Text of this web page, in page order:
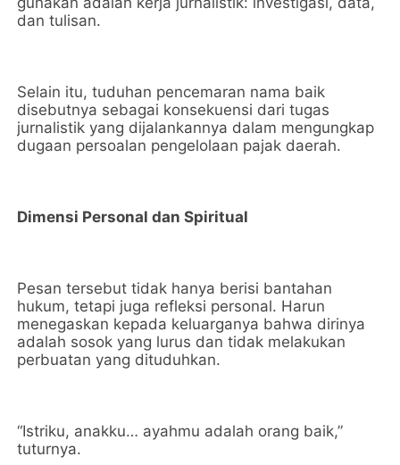
dan tulisan.
Selain itu, tuduhan pencemaran nama baik
disebutnya sebagai konsekuensi dari tugas
jurnalistik yang dijalankannya dalam mengungkap
dugaan persoalan pengelolaan pajak daerah.
Dimensi Personal dan Spiritual
Pesan tersebut tidak hanya berisi bantahan
hukum, tetapi juga refleksi personal. Harun
menegaskan kepada keluarganya bahwa dirinya
adalah sosok yang lurus dan tidak melakukan
perbuatan yang dituduhkan.
“Istriku, anakku… ayahmu adalah orang baik,”
tuturnya.